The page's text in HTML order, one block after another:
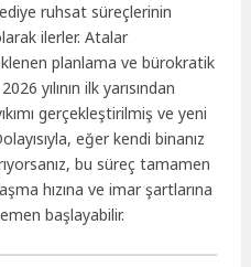
ruhsat süreçlerinin
ilerler. Atalar
planlama ve bürokratik
yılının ilk yarısından
gerçekleştirilmiş ve yeni
eğer kendi binanız
bu süreç tamamen
hızına ve imar şartlarına
başlayabilir.